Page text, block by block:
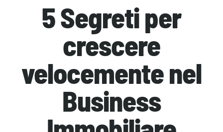
5 Segreti per
crescere
velocemente nel
Business